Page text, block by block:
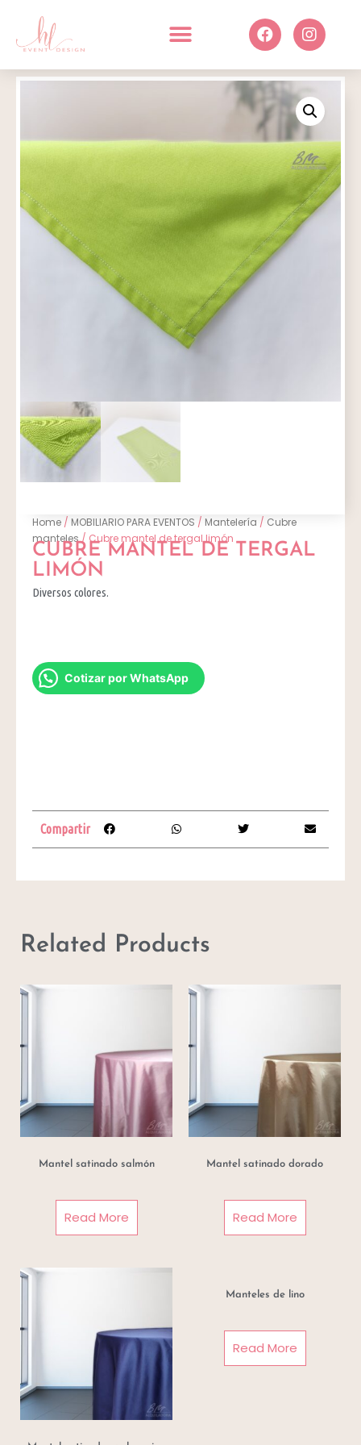
Home / MOBILIARIO PARA EVENTOS / Mantelería / Cubre
manteles/ Cubre mantel de tergal limón
CUBRE MANTEL DE TERGAL
LIMÓN
Diversos colores.
Cotizar por WhatsApp
Compartir
Related Products
Mantel satinado salmón
Read More
Mantel satinado dorado
Read More
Manteles de lino
Read More